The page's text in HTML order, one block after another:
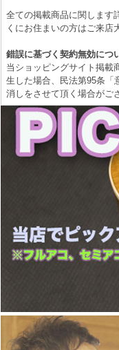
全ての掲載商品に関します
くにお住まいの方はご来店
錯誤に基づく契約無効につ
当ショッピングサイト掲載
生した場合、民法第95条「
消しをさせて頂く場合がご